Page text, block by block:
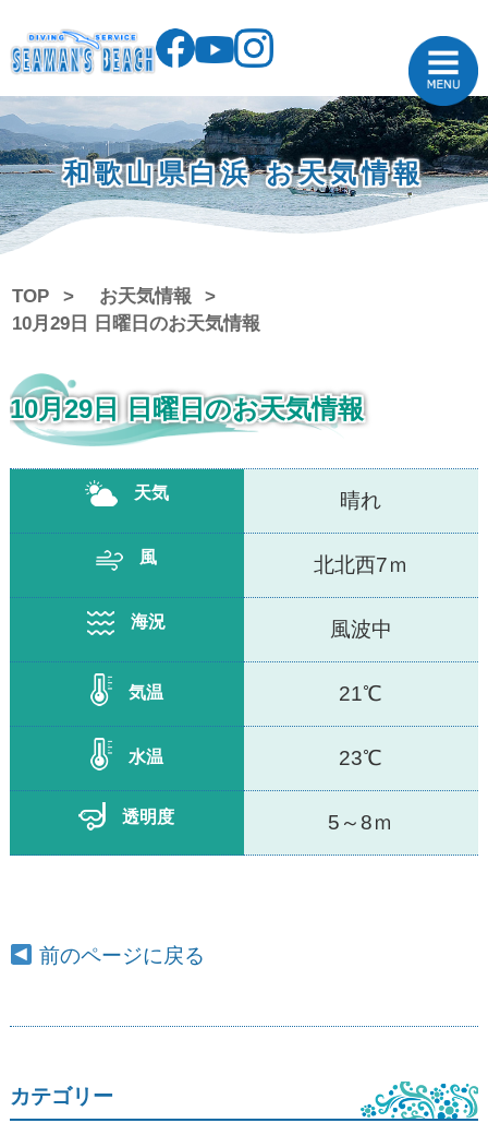
和歌山県白浜 お天気情報
TOP
お天気情報
10月29日 日曜日のお天気情報
10月29日 日曜日のお天気情報
天気 晴れ
風 北北西7ｍ
海況 風波中
気温 21℃
水温 23℃
透明度 5～8ｍ
前のページに戻る
カテゴリー